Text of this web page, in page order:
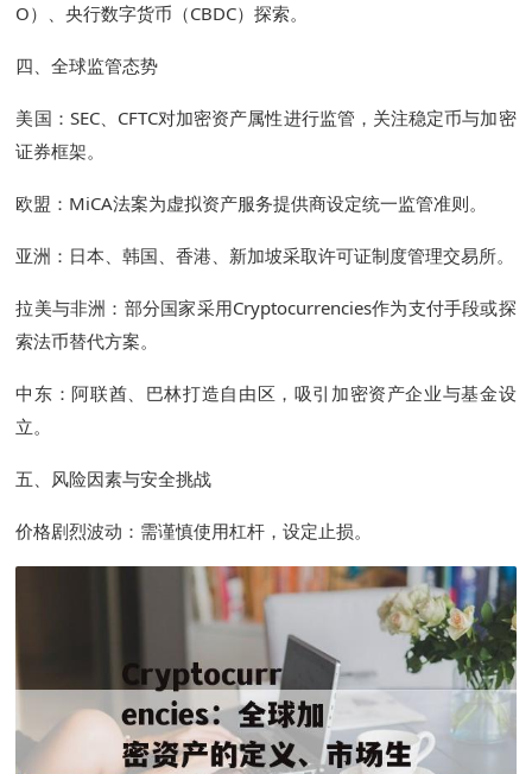
O）、央行数字货币（CBDC）探索。
四、全球监管态势
美国：SEC、CFTC对加密资产属性进行监管，关注稳定币与加密
证券框架。
欧盟：MiCA法案为虚拟资产服务提供商设定统一监管准则。
亚洲：日本、韩国、香港、新加坡采取许可证制度管理交易所。
拉美与非洲：部分国家采用Cryptocurrencies作为支付手段或探
索法币替代方案。
中东：阿联酋、巴林打造自由区，吸引加密资产企业与基金设
立。
五、风险因素与安全挑战
价格剧烈波动：需谨慎使用杠杆，设定止损。